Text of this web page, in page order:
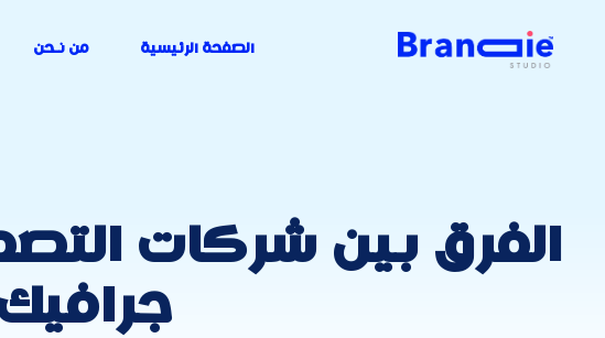
الصفحة الرئيسية من نـحن
الفرق بين شركات